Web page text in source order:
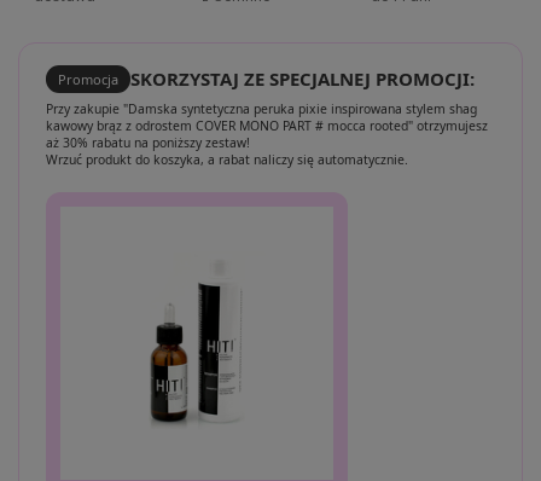
Promocja SKORZYSTAJ ZE SPECJALNEJ PROMOCJI:
Przy zakupie "Damska syntetyczna peruka pixie inspirowana stylem shag
kawowy brąz z odrostem COVER MONO PART # mocca rooted" otrzymujesz
aż 30% rabatu na poniższy zestaw!
Wrzuć produkt do koszyka, a rabat naliczy się automatycznie.